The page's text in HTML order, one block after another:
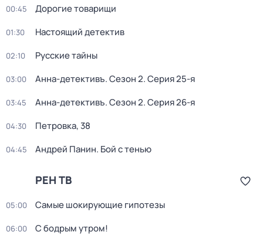
00:45 Дорогие товарищи
01:30 Настоящий детектив
02:10 Русские тайны
03:00 Анна-детективъ. Сезон 2. Серия 25-я
03:45 Анна-детективъ. Сезон 2. Серия 26-я
04:30 Петровка, 38
04:45 Андрей Панин. Бой с тенью
РЕН ТВ
05:00 Самые шoкиpующие гипотезы
06:00 С бодрым утром!